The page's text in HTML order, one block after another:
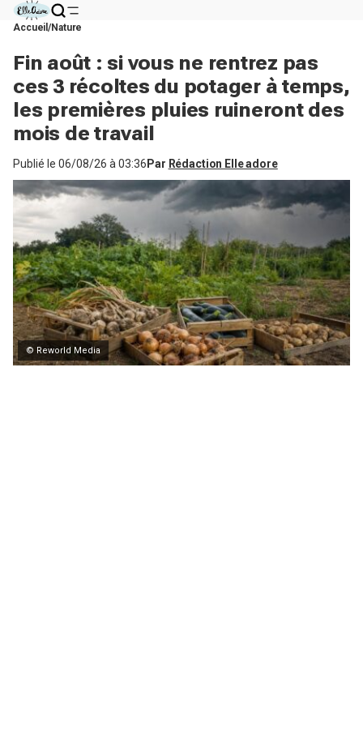
Accueil Nature
Fin août : si vous ne rentrez pas
ces 3 récoltes du potager à temps,
les premières pluies ruineront des
mois de travail
Publié le 06/08/26 à 03:36 Par Rédaction Elle adore
© Reworld Media